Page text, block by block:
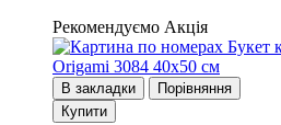
Рекомендуємо Акція
В закладки
Порівняння
Купити